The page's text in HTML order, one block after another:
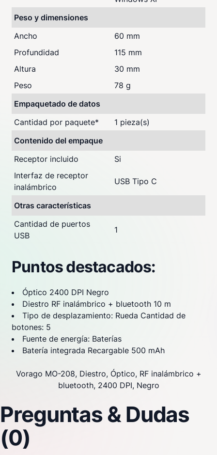
Peso y dimensiones
Ancho
60 mm
Profundidad
115 mm
Altura
30 mm
Peso
78 g
Empaquetado de datos
Cantidad por paquete*
1 pieza(s)
Contenido del empaque
Receptor incluido
Si
Interfaz de receptor
inalámbrico
USB Tipo C
Otras características
Cantidad de puertos
USB
1
Puntos destacados:
Óptico 2400 DPI Negro
Diestro RF inalámbrico + bluetooth 10 m
Tipo de desplazamiento: Rueda Cantidad de
botones: 5
Fuente de energía: Baterías
Batería integrada Recargable 500 mAh
Vorago MO-208, Diestro, Óptico, RF inalámbrico +
bluetooth, 2400 DPI, Negro
Preguntas & Dudas
(0)